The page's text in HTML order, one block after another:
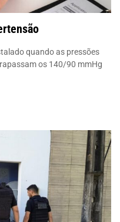
quando as pressões
os 140/90 mmHg